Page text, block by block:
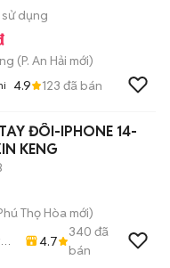
dụng
(P. An Hải mới)
4.9 123 đã bán
ĐÔI-IPHONE 14-
KENG
Thọ Hòa mới)
4.7
340 đã
bán